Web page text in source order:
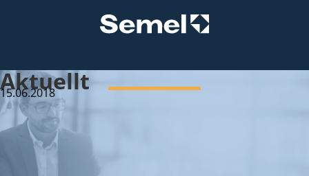
Aktuellt
15.06.2018